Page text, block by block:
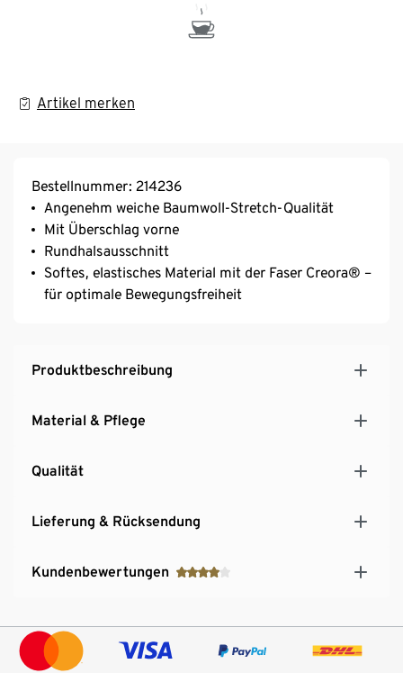
Artikel merken
Bestellnummer: 214236
Angenehm weiche Baumwoll-Stretch-Qualität
Mit Überschlag vorne
Rundhalsausschnitt
Softes, elastisches Material mit der Faser Creora® –
für optimale Bewegungsfreiheit
Produktbeschreibung
Material & Pflege
Qualität
Lieferung & Rücksendung
Kundenbewertungen